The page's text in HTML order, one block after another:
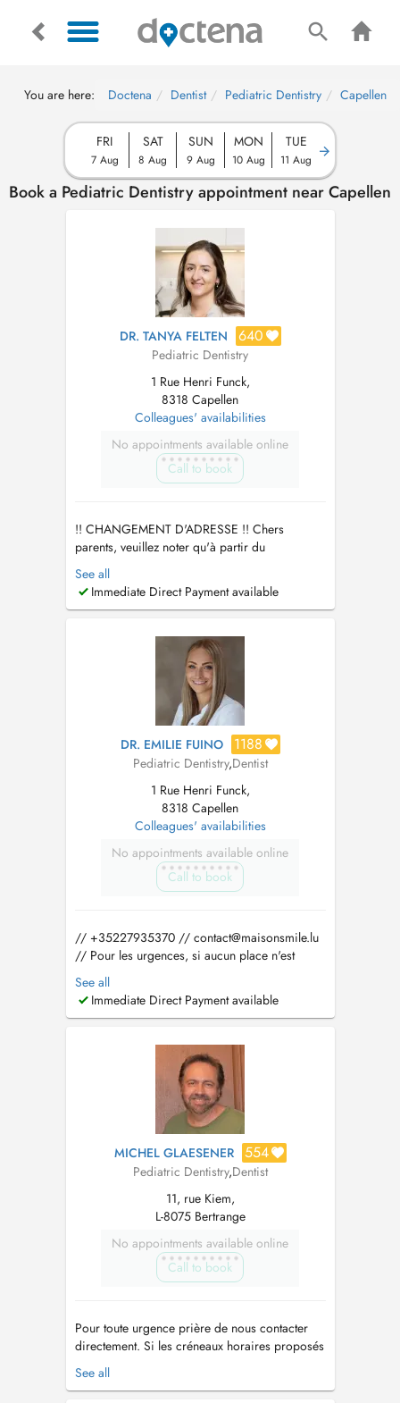
You are here: Doctena Dentist Pediatric Dentistry Capellen
FRI
7 Aug
SAT
8 Aug
SUN
9 Aug
MON
10 Aug
TUE
11 Aug
Book a Pediatric Dentistry appointment near Capellen
DR. TANYA FELTEN 640
Pediatric Dentistry
1 Rue Henri Funck,
8318 Capellen
Colleagues' availabilities
No appointments available online
Call to book
!! CHANGEMENT D'ADRESSE !! Chers
parents, veuillez noter qu'à partir du
16/03/2026, je ne consulterai exclusivement
au cabinet Maison Smile à Capellen. Si j'ai
déjà vu votre enfant dans un autre cabinet,
vous remercie pour votre compréhension. ------
See all
Immediate Direct Payment available
DR. EMILIE FUINO 1188
Pediatric Dentistry,Dentist
1 Rue Henri Funck,
8318 Capellen
Colleagues' availabilities
No appointments available online
Call to book
// +35227935370 // contact@maisonsmile.lu
// Pour les urgences, si aucun place n'est
disponible dans la journée veuillez directement
contacter le cabinet. Pour les consultations
avec les autres médecins du cabinet veuillez
Prise en charge sous ME...
See all
Immediate Direct Payment available
MICHEL GLAESENER 554
Pediatric Dentistry,Dentist
11, rue Kiem,
L-8075 Bertrange
No appointments available online
Call to book
Pour toute urgence prière de nous contacter
directement. Si les créneaux horaires proposés
à la réservation en ligne ne vous conviennent
pas, n'hésitez pas à contacter le cabinet par
See all